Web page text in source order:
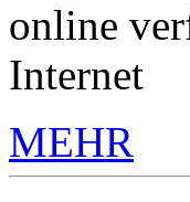
online
Internet
MEHR